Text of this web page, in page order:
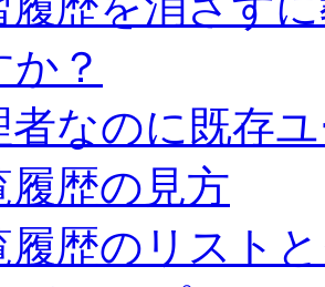
か？
者なのに既存
履歴の見方
履歴のリスト